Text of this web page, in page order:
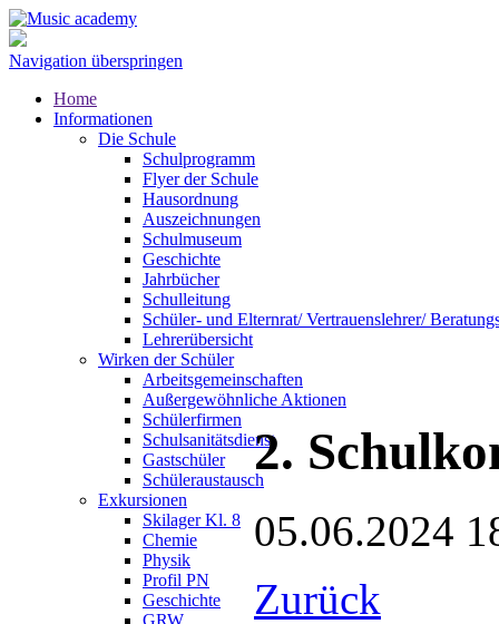
Navigation überspringen
Home
Informationen
Die Schule
Schulprogramm
Flyer der Schule
Hausordnung
Auszeichnungen
Schulmuseum
Geschichte
Jahrbücher
Schulleitung
Schüler- und Elternrat/ Vertrauenslehrer/
Lehrerübersicht
Wirken der Schüler
Arbeitsgemeinschaften
Außergewöhnliche Aktionen
Schülerfirmen
Schulsanitätsdienst
Gastschüler
Schüleraustausch
Exkursionen
Skilager Kl. 8
Chemie
Physik
Profil PN
Geschichte
GRW
2.
05.06.2024
Zurück